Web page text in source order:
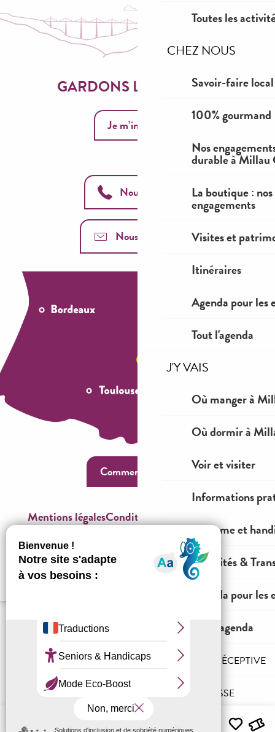
Menu
L'AGENCE RÉCEPTIVE
PRO & PRESSE
Toutes les
CHEZ NOUS
Savoir-faire local
100% gourmand
Nos
durable à Millau
La boutique :
engagements
Visites et
Itinéraires
Agenda pour les
Tout l'agenda
J'Y VAIS
Où manger à
Où dormir à
Voir et visiter
Informations
Tourisme et
Mobilités &
Agenda pour
Tout l'agenda
GARDONS LE CONTACT
Je m’inscris
Nous appeler
Nous contacter
Comment venir ?
Mentions légalesConditions générales de ventes